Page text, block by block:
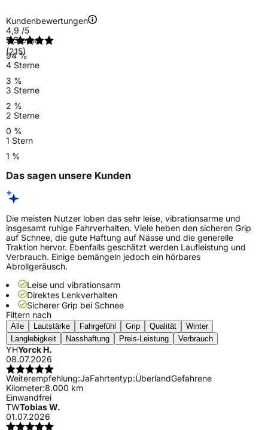
Kundenbewertungen
4,9 /5
(215)
5 Sterne
94 %
4 Sterne
3 %
3 Sterne
2 %
2 Sterne
0 %
1 Stern
1 %
Das sagen unsere Kunden
Die meisten Nutzer loben das sehr leise, vibrationsarme und
insgesamt ruhige Fahrverhalten. Viele heben den sicheren Grip
auf Schnee, die gute Haftung auf Nässe und die generelle
Traktion hervor. Ebenfalls geschätzt werden Laufleistung und
Verbrauch. Einige bemängeln jedoch ein hörbares
Abrollgeräusch.
Leise und vibrationsarm
Direktes Lenkverhalten
Sicherer Grip bei Schnee
Filtern nach
Alle Lautstärke Fahrgefühl Grip Qualität
Winter
Langlebigkeit
Nasshaftung Preis-Leistung Verbrauch
YHYorck H.
08.07.2026
Weiterempfehlung:JaFahrtentyp:ÜberlandGefahrene
Kilometer:8.000 km
Einwandfrei
TWTobias W.
01.07.2026